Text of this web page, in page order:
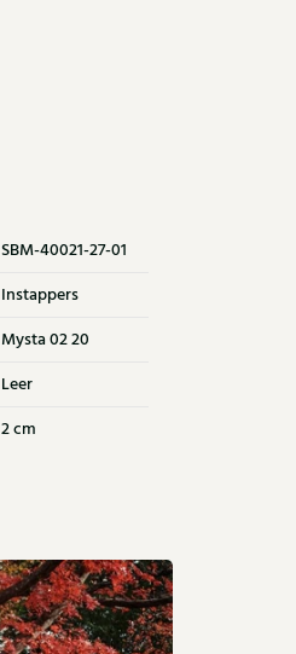
SBM-40021-27-01
Instappers
Mysta 02 20
Leer
2 cm